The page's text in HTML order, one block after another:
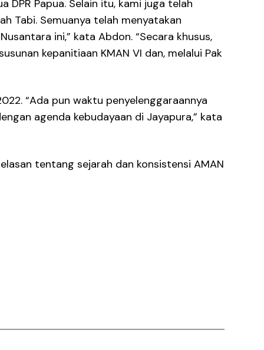
DPR Papua. Selain itu, kami juga telah
Tabi. Semuanya telah menyatakan
ini,” kata Abdon. “Secara khusus,
kepanitiaan KMAN VI dan, melalui Pak
“Ada pun waktu penyelenggaraannya
agenda kebudayaan di Jayapura,” kata
tentang sejarah dan konsistensi AMAN